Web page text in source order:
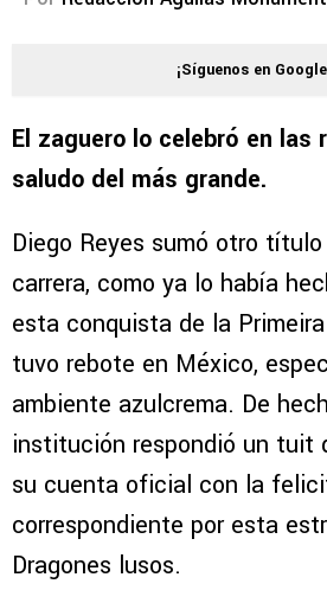
¡Síguenos en
El zaguero lo celebró en las
saludo del más grande.
Diego Reyes sumó otro
carrera, como ya lo había
esta conquista de la
tuvo rebote en México,
ambiente azulcrema. De
institución respondió un tuit
su cuenta oficial con la
correspondiente por esta
Dragones lusos.